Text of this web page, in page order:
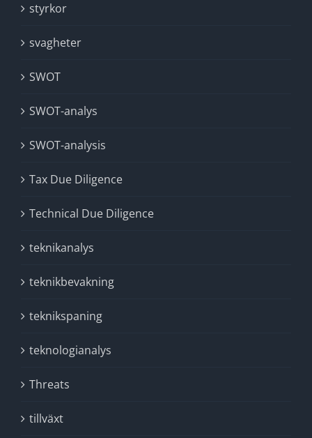
styrkor
svagheter
SWOT
SWOT-analys
SWOT-analysis
Tax Due Diligence
Technical Due Diligence
teknikanalys
teknikbevakning
teknikspaning
teknologianalys
Threats
tillväxt